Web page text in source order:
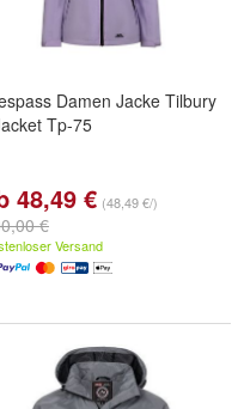
Damen Jacke Tilbury
Tp-75
48,49 € (48,49 €/)
€
Versand